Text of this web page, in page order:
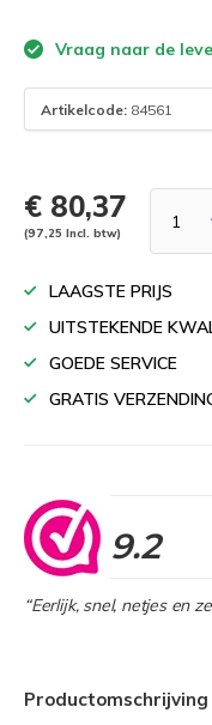
Vraag naar de
Artikelcode: 84561
€ 80,37
(97,25 Incl. btw)
LAAGSTE PRIJS
UITSTEKENDE
GOEDE SERVICE
GRATIS
9.2
“Eerlijk, snel, netjes en
Productomschrijving